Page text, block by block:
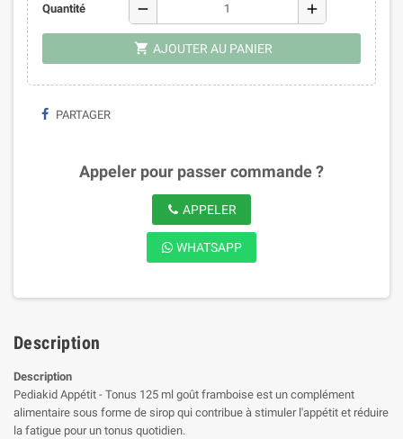
Quantité remove add
shopping_cart AJOUTER AU PANIER
PARTAGER
Appeler pour passer commande ?
APPELER
WHATSAPP
Description
Description
Pediakid Appétit - Tonus 125 ml goût framboise est un complément
alimentaire sous forme de sirop qui contribue à stimuler l'appétit et réduire
la fatigue pour un tonus quotidien.